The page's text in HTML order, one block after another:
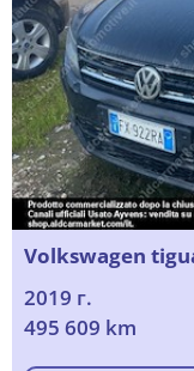
Volkswagen
2019 г.
495 609 km